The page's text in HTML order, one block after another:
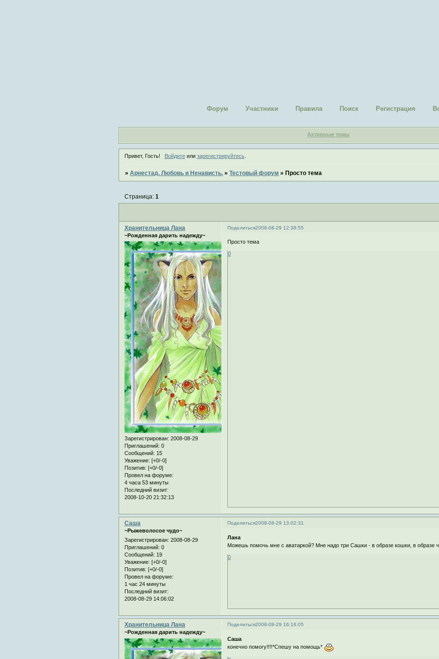
Форум Участники Правила Поиск Регистрация
Активные темы
Привет, Гость! Войдитеили зарегистрируйтесь.
»Арнестад. Любовь и Ненависть. »Тестовый форум »Просто тема
Страница:1
Поделиться2008-08-29 12:38:55
Хранительница Лана
~Рожденная дарить надежду~
Зарегистрирован: 2008-08-29
Приглашений: 0
Сообщений: 15
Уважение: [+0/-0]
Позитив: [+0/-0]
Провел на форуме:
4 часа 53 минуты
Последний визит:
2008-10-20 21:32:13
Просто тема
0
Поделиться2008-08-29 13:02:31
Саша
~Рыжеволосое чудо~
Зарегистрирован: 2008-08-29
Приглашений: 0
Сообщений: 19
Уважение: [+0/-0]
Позитив: [+0/-0]
Провел на форуме:
1 час 24 минуты
Последний визит:
2008-08-29 14:06:02
Лана
Можешь помочь мне с аватаркой? Мне надо три Сашки - в образе кошки, в образе
0
Поделиться2008-08-29 16:16:05
Хранительница Лана
~Рожденная дарить надежду~
Саша
конечно помогу!!!!*Спешу на помощь*